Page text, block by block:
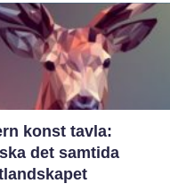
konst tavla:
det samtida